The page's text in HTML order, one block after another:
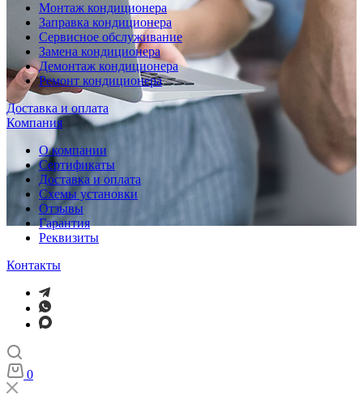
Монтаж кондиционера
Заправка кондиционера
Сервисное обслуживание
Замена кондиционера
Демонтаж кондиционера
Ремонт кондиционера
Доставка и оплата
Компания
О компании
Сертификаты
Доставка и оплата
Схемы установки
Отзывы
Гарантия
Реквизиты
Контакты
0